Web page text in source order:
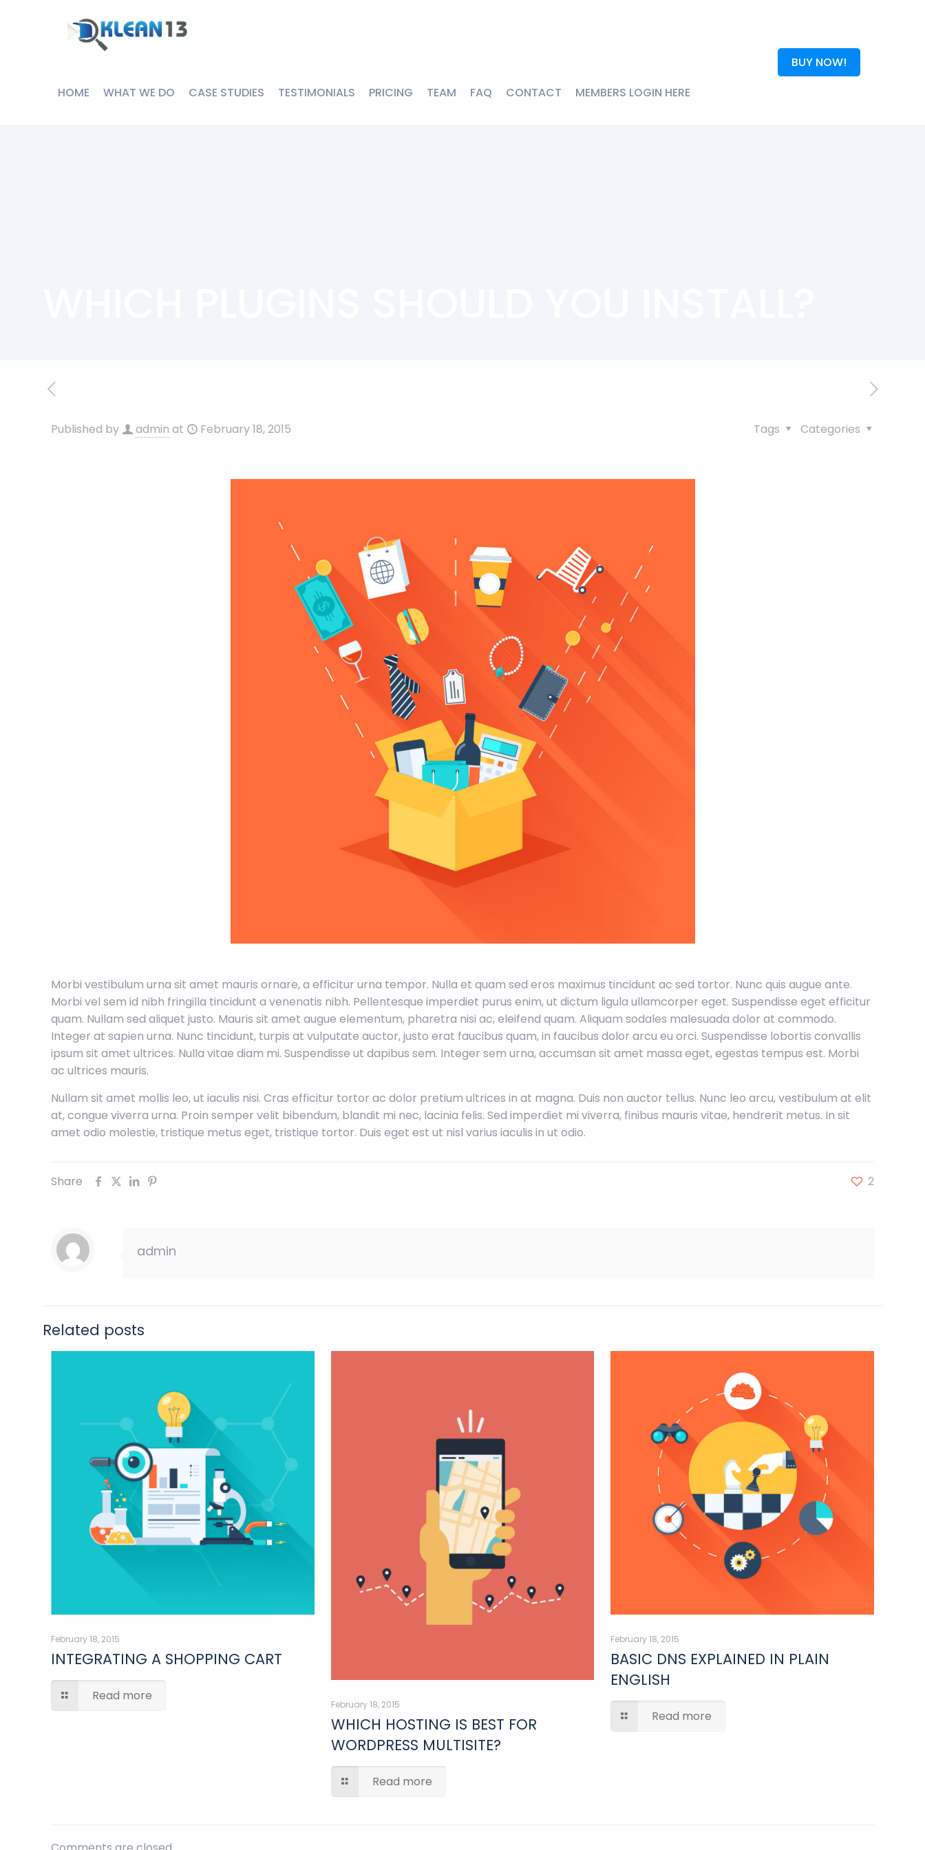
HOME WHAT WE DO CASE STUDIES TESTIMONIALS PRICING TEAM FAQ CONTACT MEMBERS LOGIN HERE
BUY NOW!
Published by admin at February 18, 2015 Categories
Tags
Morbi vestibulum urna sit amet mauris ornare, a efficitur urna tempor. Nulla et quam sed eros maximus tincidunt ac sed tortor. Nunc quis augue ante.
Morbi vel sem id nibh fringilla tincidunt a venenatis nibh. Pellentesque imperdiet purus enim, ut dictum ligula ullamcorper eget. Suspendisse eget efficitur
quam. Nullam sed aliquet justo. Mauris sit amet augue elementum, pharetra nisi ac, eleifend quam. Aliquam sodales malesuada dolor at commodo.
Integer at sapien urna. Nunc tincidunt, turpis at vulputate auctor, justo erat faucibus quam, in faucibus dolor arcu eu orci. Suspendisse lobortis convallis
ipsum sit amet ultrices. Nulla vitae diam mi. Suspendisse ut dapibus sem. Integer sem urna, accumsan sit amet massa eget, egestas tempus est. Morbi
ac ultrices mauris.
Nullam sit amet mollis leo, ut iaculis nisi. Cras efficitur tortor ac dolor pretium ultrices in at magna. Duis non auctor tellus. Nunc leo arcu, vestibulum at elit
at, congue viverra urna. Proin semper velit bibendum, blandit mi nec, lacinia felis. Sed imperdiet mi viverra, finibus mauris vitae, hendrerit metus. In sit
amet odio molestie, tristique metus eget, tristique tortor. Duis eget est ut nisl varius iaculis in ut odio.
Share 2
admin
Related posts
February 18, 2015
INTEGRATING A SHOPPING CART
Read more
February 18, 2015
WHICH HOSTING IS BEST FOR
WORDPRESS MULTISITE?
Read more
February 18, 2015
BASIC DNS EXPLAINED IN PLAIN
ENGLISH
Read more